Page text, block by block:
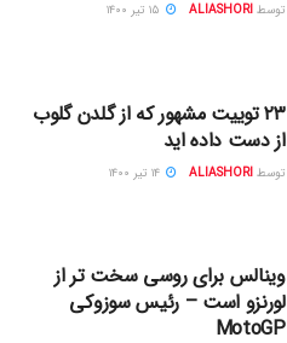
توسط ALIASHORI
۲۳ توییت مشهور که از گلدن گلوب
از دست داده اید
توسط ALIASHORI ۱۴ تیر ۱۴۰۰
وینالس برای روسی سخت تر از
لورنزو است – رئیس سوزوکی
MotoGP